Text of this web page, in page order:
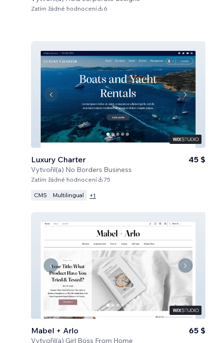
Zatím žádné hodnocení 6
Luxury Charter
Vytvořil(a) No Borders Business
45 $
Zatím žádné hodnocení 75
CMS Multilingual +1
Mabel + Arlo
Vytvořil(a) Girl Boss From Home
65 $